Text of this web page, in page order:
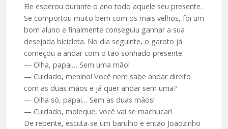
Ele esperou durante o ano todo aquele seu presente.
Se comportou muito bem com os mais velhos, foi um
bom aluno e finalmente conseguiu ganhar a sua
desejada bicicleta. No dia seguinte, o garoto já
começou a andar com o tão sonhado presente:
— Olha, papai… Sem uma mão!
— Cuidado, menino! Você nem sabe andar direito
com as duas mãos e já quer andar sem uma?
— Olha só, papai… Sem as duas mãos!
— Cuidado, moleque, você vai se machucar!
De repente, escuta-se um barulho e então Joãozinho